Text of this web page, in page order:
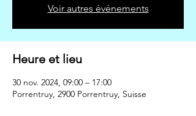
Voir autres événements
Heure et lieu
30 nov. 2024, 09:00 – 17:00
Porrentruy, 2900 Porrentruy, Suisse